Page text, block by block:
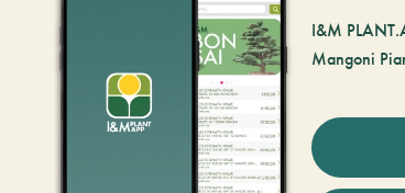
I&M
Mangoni